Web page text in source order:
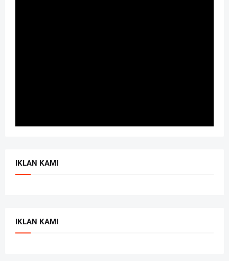
IKLAN KAMI
IKLAN KAMI